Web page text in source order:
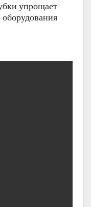
упрощает
оборудования